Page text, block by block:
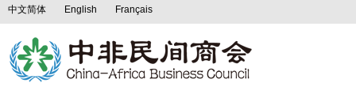
中文简体 English Français